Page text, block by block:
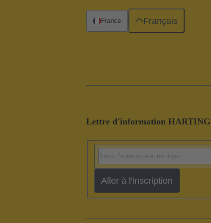
Lettre d'information HARTING
Aller à l'inscription
France Français